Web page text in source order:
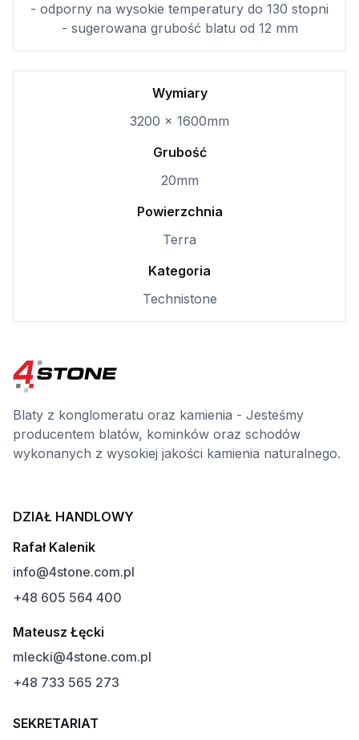
- odporny na wysokie temperatury do 130 stopni
- sugerowana grubość blatu od 12 mm
Wymiary
3200 x 1600mm
Grubość
20mm
Powierzchnia
Terra
Kategoria
Technistone
Blaty z konglomeratu oraz kamienia - Jesteśmy
producentem blatów, kominków oraz schodów
wykonanych z wysokiej jakości kamienia naturalnego.
DZIAŁ HANDLOWY
Rafał Kalenik
info@4stone.com.pl
+48 605 564 400
Mateusz Łęcki
mlecki@4stone.com.pl
+48 733 565 273
SEKRETARIAT